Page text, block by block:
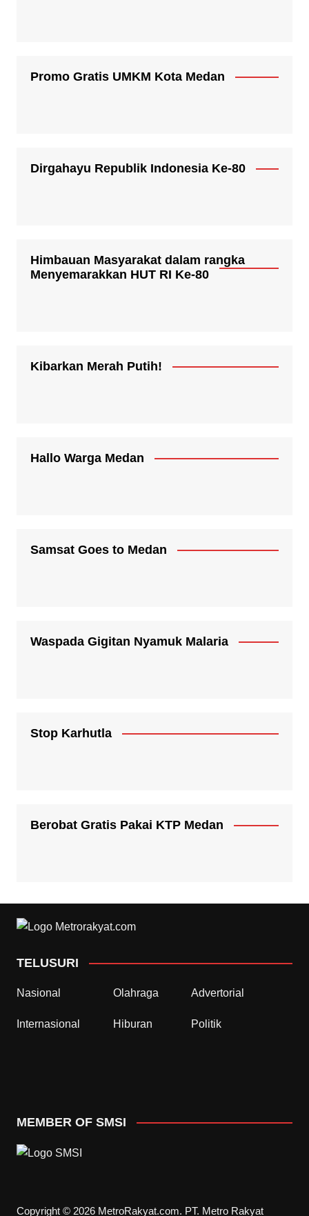
Promo Gratis UMKM Kota Medan
Dirgahayu Republik Indonesia Ke-80
Himbauan Masyarakat dalam rangka
Menyemarakkan HUT RI Ke-80
Kibarkan Merah Putih!
Hallo Warga Medan
Samsat Goes to Medan
Waspada Gigitan Nyamuk Malaria
Stop Karhutla
Berobat Gratis Pakai KTP Medan
TELUSURI
Nasional Olahraga Advertorial
Internasional Hiburan Politik
MEMBER OF SMSI
Copyright © 2026 MetroRakyat.com. PT. Metro Rakyat